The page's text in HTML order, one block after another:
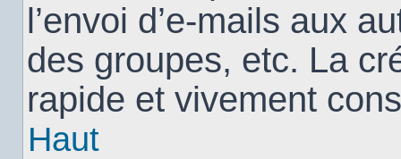
l’envoi d’e-mails aux
des groupes, etc. La
rapide et vivement
Haut